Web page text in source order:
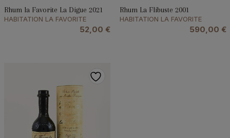
Rhum la Favorite La Digue 2021
HABITATION LA FAVORITE
52,00 €
Rhum La Flibuste 2001
HABITATION LA FAVORITE
590,00 €